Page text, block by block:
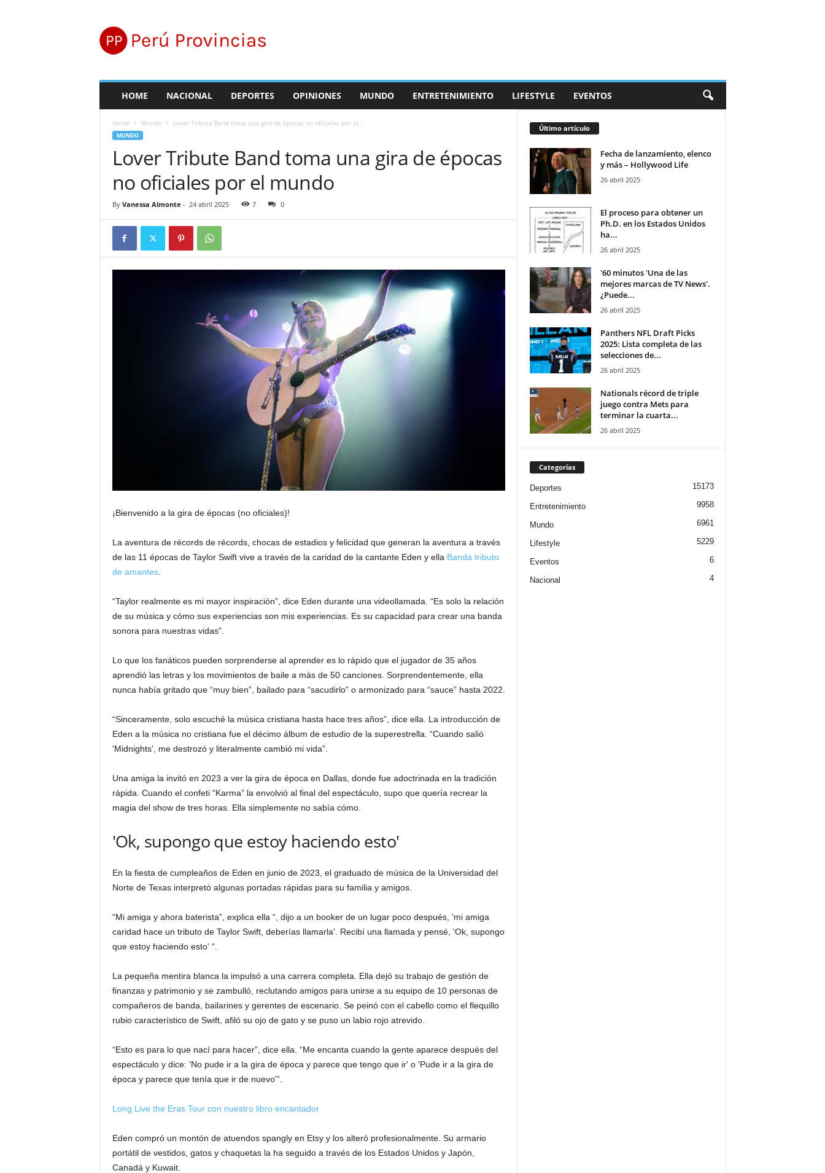
r
ú
HOME NACIONAL DEPORTES OPINIONES MUNDO ENTRETENIMIENTO LIFESTYLE EVENTOS
Home Mundo Lover Tribute Band toma una gira de épocas no oficiales por el...
MUNDO
Lover Tribute Band toma una gira de épocas
no oficiales por el mundo
By Vanessa Almonte - 24 abril 2025 7 0
¡Bienvenido a la gira de épocas (no oficiales)!
La aventura de récords de récords, chocas de estadios y felicidad que generan la aventura a través
de las 11 épocas de Taylor Swift vive a través de la caridad de la cantante Eden y ella Banda tributo
de amantes.
“Taylor realmente es mi mayor inspiración”, dice Eden durante una videollamada. “Es solo la relación
de su música y cómo sus experiencias son mis experiencias. Es su capacidad para crear una banda
sonora para nuestras vidas”.
Lo que los fanáticos pueden sorprenderse al aprender es lo rápido que el jugador de 35 años
aprendió las letras y los movimientos de baile a más de 50 canciones. Sorprendentemente, ella
nunca había gritado que “muy bien”, bailado para “sacudirlo” o armonizado para “sauce” hasta 2022.
“Sinceramente, solo escuché la música cristiana hasta hace tres años”, dice ella. La introducción de
Eden a la música no cristiana fue el décimo álbum de estudio de la superestrella. “Cuando salió
'Midnights', me destrozó y literalmente cambió mi vida”.
Una amiga la invitó en 2023 a ver la gira de época en Dallas, donde fue adoctrinada en la tradición
rápida. Cuando el confeti “Karma” la envolvió al final del espectáculo, supo que quería recrear la
magia del show de tres horas. Ella simplemente no sabía cómo.
'Ok, supongo que estoy haciendo esto'
En la fiesta de cumpleaños de Eden en junio de 2023, el graduado de música de la Universidad del
Norte de Texas interpretó algunas portadas rápidas para su familia y amigos.
“Mi amiga y ahora baterista”, explica ella “, dijo a un booker de un lugar poco después, 'mi amiga
caridad hace un tributo de Taylor Swift, deberías llamarla'. Recibí una llamada y pensé, 'Ok, supongo
que estoy haciendo esto' “.
La pequeña mentira blanca la impulsó a una carrera completa. Ella dejó su trabajo de gestión de
finanzas y patrimonio y se zambulló, reclutando amigos para unirse a su equipo de 10 personas de
compañeros de banda, bailarines y gerentes de escenario. Se peinó con el cabello como el flequillo
rubio característico de Swift, afiló su ojo de gato y se puso un labio rojo atrevido.
“Esto es para lo que nací para hacer”, dice ella. “Me encanta cuando la gente aparece después del
espectáculo y dice: 'No pude ir a la gira de época y parece que tengo que ir' o 'Pude ir a la gira de
época y parece que tenía que ir de nuevo'”.
Long Live the Eras Tour con nuestro libro encantador
Eden compró un montón de atuendos spangly en Etsy y los alteró profesionalmente. Su armario
portátil de vestidos, gatos y chaquetas la ha seguido a través de los Estados Unidos y Japón,
Canadá y Kuwait.
Último artículo
Fecha de lanzamiento, elenco
y más – Hollywood Life
26 abril 2025
El proceso para obtener un
Ph.D. en los Estados Unidos
ha...
26 abril 2025
'60 minutos 'Una de las
mejores marcas de TV News'.
¿Puede...
26 abril 2025
Panthers NFL Draft Picks
2025: Lista completa de las
selecciones de...
26 abril 2025
Nationals récord de triple
juego contra Mets para
terminar la cuarta...
26 abril 2025
Categorías
Deportes 15173
Entretenimiento 9958
Mundo 6961
Lifestyle 5229
Eventos 6
Nacional 4